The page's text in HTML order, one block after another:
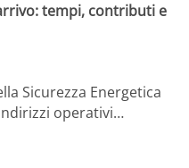
tempi, contributi e
Sicurezza Energetica
operativi…